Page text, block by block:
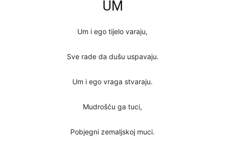
UM
Um i ego tijelo varaju,
Sve rade da dušu uspavaju.
Um i ego vraga stvaraju.
Mudrošću ga tuci,
Pobjegni zemaljskoj muci.